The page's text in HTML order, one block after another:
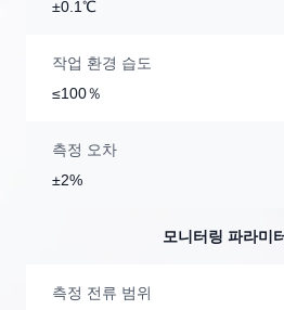
±0.1℃
작업 환경 습도
≤100％
측정 오차
±2%
모니터링 파라미
측정 전류 범위